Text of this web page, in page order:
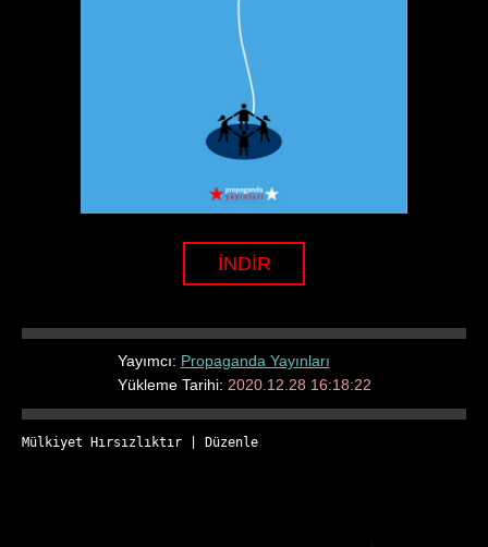
İNDİR
Yayımcı: Propaganda Yayınları
Yükleme Tarihi: 2020.12.28 16:18:22
Mülkiyet Hırsızlıktır Düzenle